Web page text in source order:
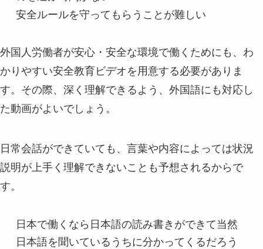
安全ルールを守ってもらうことが難しい
外国人労働者が安心・安全な環境で働くためにも、わ
かりやすい安全教育ビデオを用意する必要がありま
す。その際、深く理解できるよう、外国語にも対応し
た動画がよいでしょう。
日常会話ができていても、言葉や内容によっては状況
説明が上手く理解できないことも予想されるからで
す。
日本で働くなら日本語の読み書きができて当然
日本語を聞いているうちに分かってくるだろう